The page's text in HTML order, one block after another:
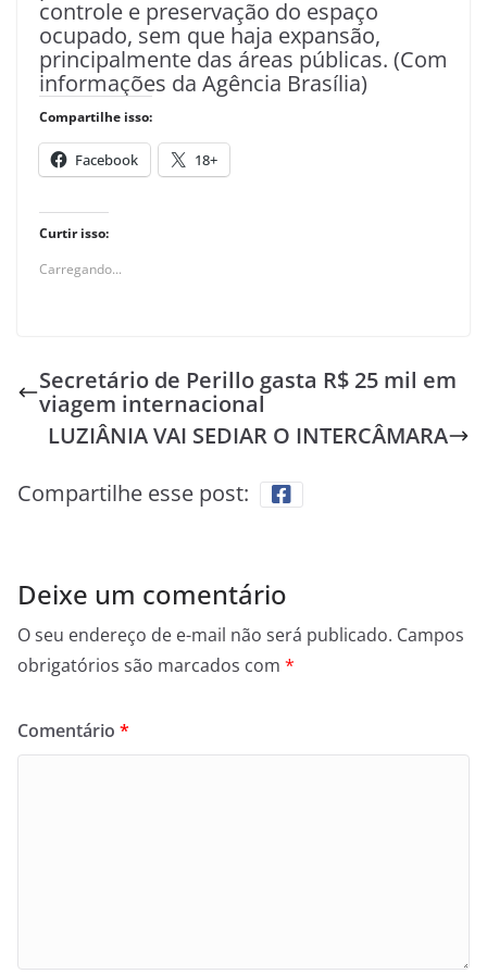
controle e preservação do espaço
ocupado, sem que haja expansão,
principalmente das áreas públicas. (Com
informações da Agência Brasília)
Compartilhe isso:
Facebook 18+
Curtir isso:
Carregando...
Secretário de Perillo gasta R$ 25 mil em
viagem internacional
LUZIÂNIA VAI SEDIAR O INTERCÂMARA
Compartilhe esse post:
Deixe um comentário
O seu endereço de e-mail não será publicado. Campos
obrigatórios são marcados com *
Comentário *